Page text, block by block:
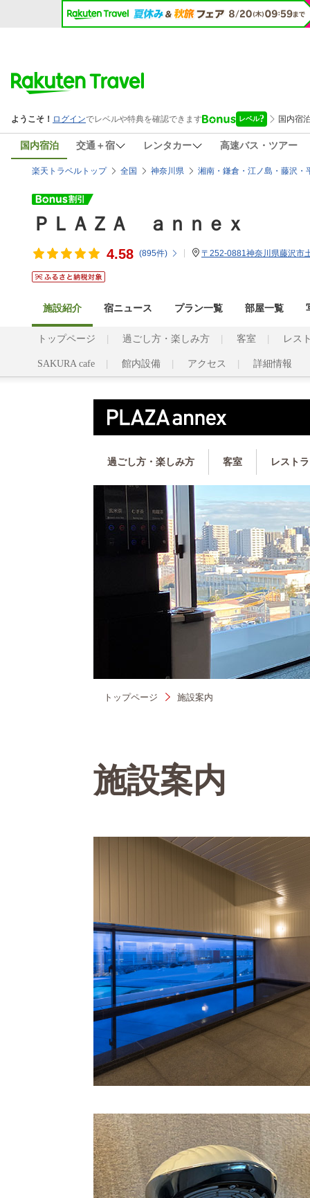
国内宿泊 交通＋宿 レンタカー 高速バス・ツアー
楽天トラベルトップ 全国 神奈川県 湘南・鎌倉・江ノ島・藤沢・
ＰＬＡＺＡ ａｎｎｅｘ
4.58 (895件) 〒252-0881神奈川県藤沢市
施設紹介 宿ニュース プラン一覧 部屋一覧
トップページ 過ごし方・楽しみ方 客室 レス
SAKURA cafe 館内設備 アクセス 詳細情報
過ごし方・楽しみ方 客室 レスト
トップページ 施設案内
施設案内